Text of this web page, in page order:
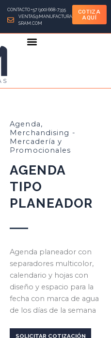
CONTACTO +57 (300) 668-7335
VENTAS@MANUFACTURA
SRAM.COM
COTIZA
AQUÍ
Agenda,
Merchandising -
Mercadería y
Promocionales
AGENDA
TIPO
PLANEADOR
Agenda planeador con
separadores multicolor,
calendario y hojas con
diseño y espacio para la
fecha con marca de agua
de los días de la semana
SOLICITAR COTIZACIÓN